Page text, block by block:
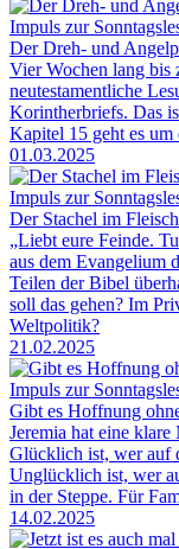
Impuls zur
Der Dreh- und
Vier Wochen lang bis
neutestamentliche
Korintherbriefs. Das
Kapitel 15 geht es um
01.03.2025
Impuls zur
Der Stachel im Fleisch
„Liebt eure Feinde.
aus dem Evangelium
Teilen der Bibel
soll das gehen? Im
Weltpolitik?
21.02.2025
Impuls zur
Gibt es Hoffnung
Jeremia hat eine
Glücklich ist, wer auf
Unglücklich ist, wer
in der Steppe. Für
14.02.2025